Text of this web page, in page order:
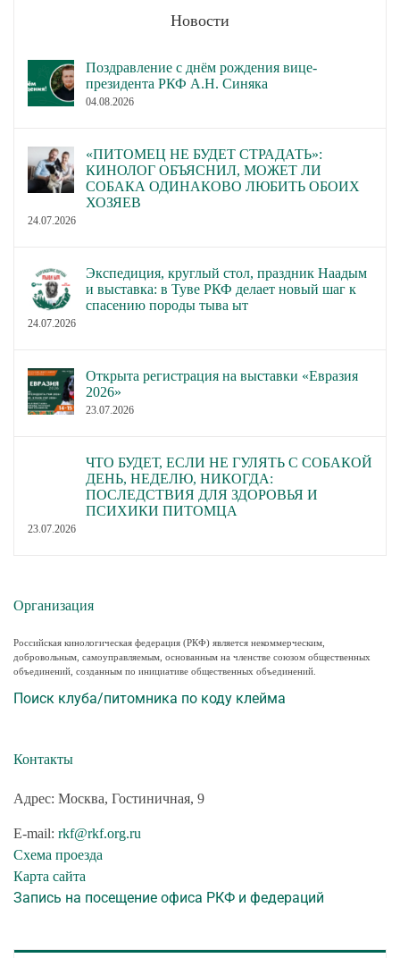
Новости
Поздравление с днём рождения вице-
президента РКФ А.Н. Синяка
04.08.2026
«ПИТОМЕЦ НЕ БУДЕТ СТРАДАТЬ»:
КИНОЛОГ ОБЪЯСНИЛ, МОЖЕТ ЛИ
СОБАКА ОДИНАКОВО ЛЮБИТЬ ОБОИХ
ХОЗЯЕВ
24.07.2026
Экспедиция, круглый стол, праздник Наадым
и выставка: в Туве РКФ делает новый шаг к
спасению породы тыва ыт
24.07.2026
Открыта регистрация на выставки «Евразия
2026»
23.07.2026
ЧТО БУДЕТ, ЕСЛИ НЕ ГУЛЯТЬ С СОБАКОЙ
ДЕНЬ, НЕДЕЛЮ, НИКОГДА:
ПОСЛЕДСТВИЯ ДЛЯ ЗДОРОВЬЯ И
ПСИХИКИ ПИТОМЦА
23.07.2026
Организация
Российская кинологическая федерация (РКФ) является некоммерческим,
добровольным, самоуправляемым, основанным на членстве союзом общественных
объединений, созданным по инициативе общественных объединений.
Поиск клуба/питомника по коду клейма
Контакты
Адрес: Москва, Гостиничная, 9
E-mail: rkf@rkf.org.ru
Схема проезда
Карта сайта
Запись на посещение офиса РКФ и федераций